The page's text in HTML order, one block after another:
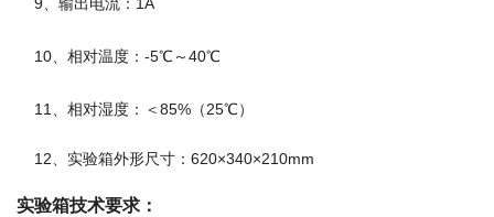
9、输出电流：1A
10、相对温度：-5℃～40℃
11、相对湿度：＜85%（25℃）
12、实验箱外形尺寸：620×340×210mm
实验箱技术要求：